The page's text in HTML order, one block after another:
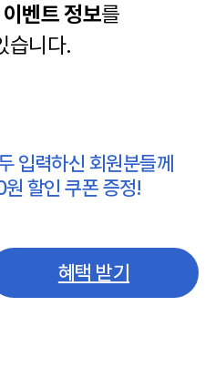
이벤트 정보를
습니다.
입력하신 회원분들께
할인 쿠폰 증정!
혜택 받기